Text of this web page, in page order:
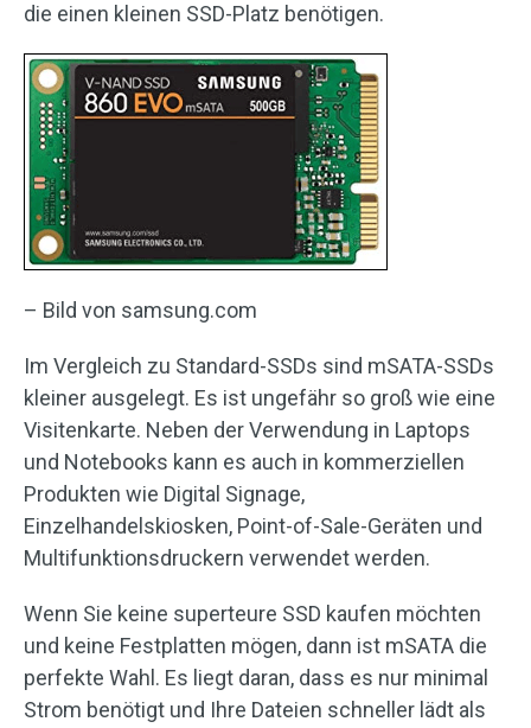
die einen kleinen SSD-Platz benötigen.
– Bild von samsung.com
Im Vergleich zu Standard-SSDs sind mSATA-SSDs
kleiner ausgelegt. Es ist ungefähr so ​​groß wie eine
Visitenkarte. Neben der Verwendung in Laptops
und Notebooks kann es auch in kommerziellen
Produkten wie Digital Signage,
Einzelhandelskiosken, Point-of-Sale-Geräten und
Multifunktionsdruckern verwendet werden.
Wenn Sie keine superteure SSD kaufen möchten
und keine Festplatten mögen, dann ist mSATA die
perfekte Wahl. Es liegt daran, dass es nur minimal
Strom benötigt und Ihre Dateien schneller lädt als